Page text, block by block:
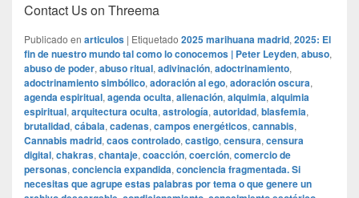
Contact Us on Threema
Publicado en articulos | Etiquetado 2025 marihuana madrid, 2025: El
fin de nuestro mundo tal como lo conocemos | Peter Leyden, abuso,
abuso de poder, abuso ritual, adivinación, adoctrinamiento,
adoctrinamiento simbólico, adoración al ego, adoración oscura,
agenda espiritual, agenda oculta, alienación, alquimia, alquimia
espiritual, arquitectura oculta, astrología, autoridad, blasfemia,
brutalidad, cábala, cadenas, campos energéticos, cannabis,
Cannabis madrid, caos controlado, castigo, censura, censura
digital, chakras, chantaje, coacción, coerción, comercio de
personas, conciencia expandida, conciencia fragmentada. Si
necesitas que agrupe estas palabras por tema o que genere un